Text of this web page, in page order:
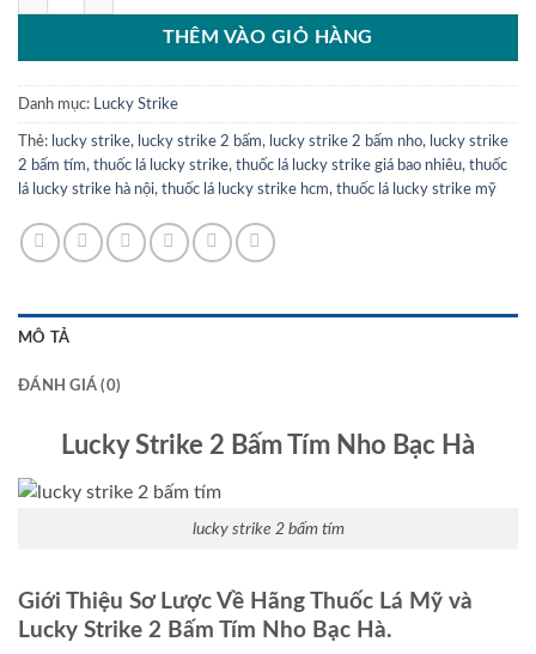
THÊM VÀO GIỎ HÀNG
Danh mục: Lucky Strike
Thẻ: lucky strike, lucky strike 2 bấm, lucky strike 2 bấm nho, lucky strike
2 bấm tím, thuốc lá lucky strike, thuốc lá lucky strike giá bao nhiêu, thuốc
lá lucky strike hà nội, thuốc lá lucky strike hcm, thuốc lá lucky strike mỹ
MÔ TẢ
ĐÁNH GIÁ (0)
Lucky Strike 2 Bấm Tím Nho Bạc Hà
lucky strike 2 bấm tím
Giới Thiệu Sơ Lược Về Hãng Thuốc Lá Mỹ và
Lucky Strike 2 Bấm Tím Nho Bạc Hà.